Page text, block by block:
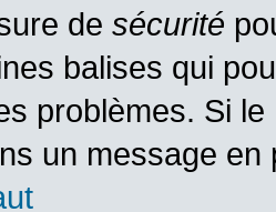
de sécurité
balises qui
problèmes. Si
un message